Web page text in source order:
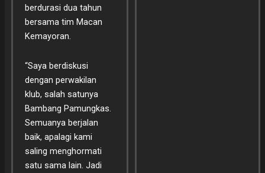
berdurasi dua tahun
bersama tim Macan
Kemayoran.
“Saya berdiskusi
dengan perwakilan
klub, salah satunya
Bambang Pamungkas.
Semuanya berjalan
baik, apalagi kami
saling menghormati
satu sama lain. Jadi